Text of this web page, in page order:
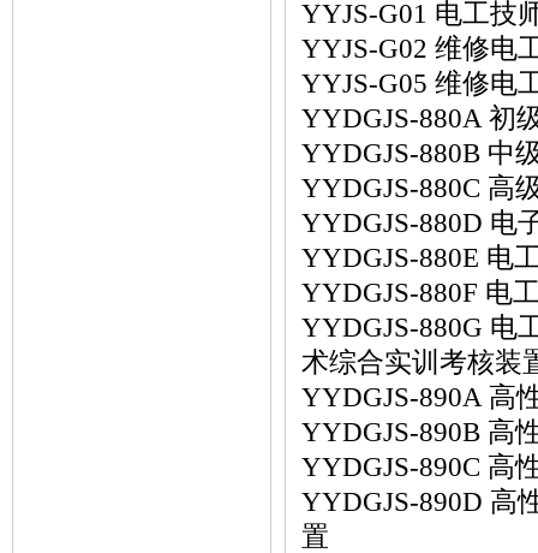
YYJS-G01 电工技
YYJS-G02 维修电
YYJS-G05 维修电
YYDGJS-880A 初
YYDGJS-880B 中
YYDGJS-880C 高
YYDGJS-880D 电
YYDGJS-880E 电
YYDGJS-880F 电
YYDGJS-880G 电
术综合实训考核装
YYDGJS-890A 高
YYDGJS-890B 高
YYDGJS-890C 高
YYDGJS-890D 高
置